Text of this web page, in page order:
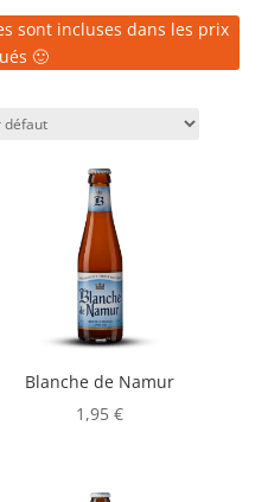
sont incluses dans les prix
🙂
Blanche de Namur
1,95€